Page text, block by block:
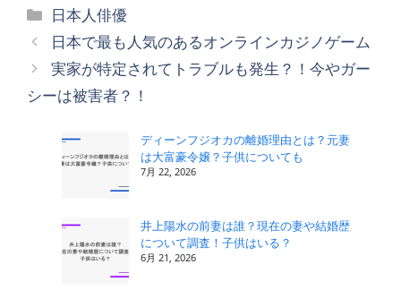
カ
テ
ゴ
リ
ー
日本人俳優
日本で最も人気のあるオンラインカジノゲーム
実家が特定されてトラブルも発生？！今やガー
シーは被害者？！
ディーンフジオカの離婚理由とは？元妻
は大富豪令嬢？子供についても
7月 22, 2026
井上陽水の前妻は誰？現在の妻や結婚歴
について調査！子供はいる？
6月 21, 2026